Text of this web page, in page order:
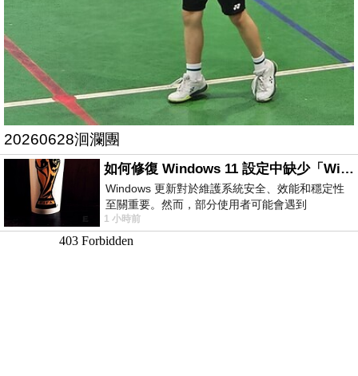
20260628洄瀾團
如何修復 Windows 11 設定中缺少「Windows 更新」？
Windows 更新對於維護系統安全、效能和穩定性
至關重要。然而，部分使用者可能會遇到
Windows 11 設定應用程式中缺少「Windows 更
新」
1 小時前